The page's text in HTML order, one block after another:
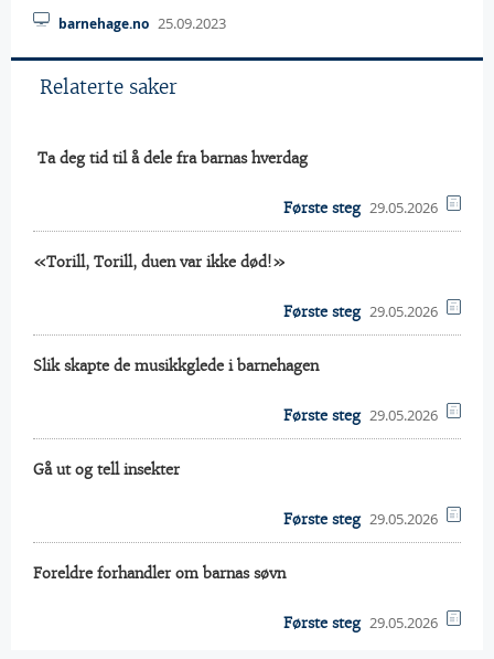
barnehage.no 25.09.2023
Relaterte saker
 Ta deg tid til å dele fra barnas hverdag
Første steg 29.05.2026
«Torill, Torill, duen var ikke død!»
Første steg 29.05.2026
Slik skapte de musikkglede i barnehagen
Første steg 29.05.2026
Gå ut og tell insekter
Første steg 29.05.2026
Foreldre forhandler om barnas søvn
Første steg 29.05.2026